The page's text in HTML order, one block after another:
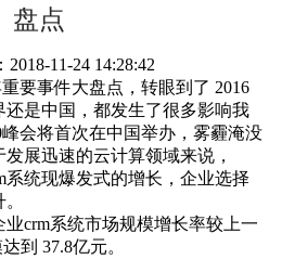
盘点
11-24 14:28:42
要事件大盘点，转眼到了 2016
是中国，都发生了很多影响我
会将首次在中国举办，雾霾淹没
展迅速的云计算领域来说，
系统现爆发式的增长，企业选择
crm系统市场规模增长率较上一
到 37.8亿元。